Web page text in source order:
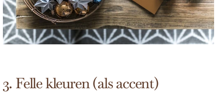
3. Felle kleuren (als accent)